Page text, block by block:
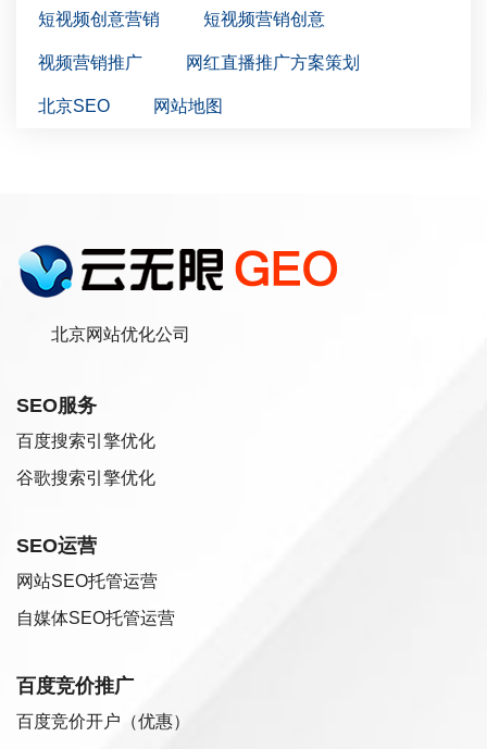
短视频创意营销 短视频营销创意
视频营销推广 网红直播推广方案策划
北京SEO 网站地图
北京网站优化公司
SEO服务
百度搜索引擎优化
谷歌搜索引擎优化
SEO运营
网站SEO托管运营
自媒体SEO托管运营
百度竞价推广
百度竞价开户（优惠）